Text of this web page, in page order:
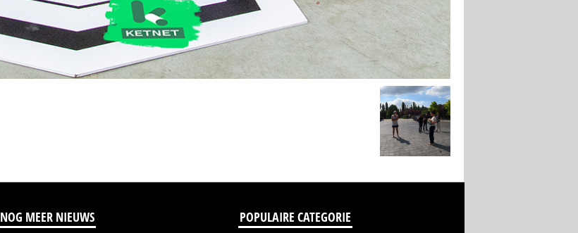
NOG MEER NIEUWS
POPULAIRE CATEGORIE